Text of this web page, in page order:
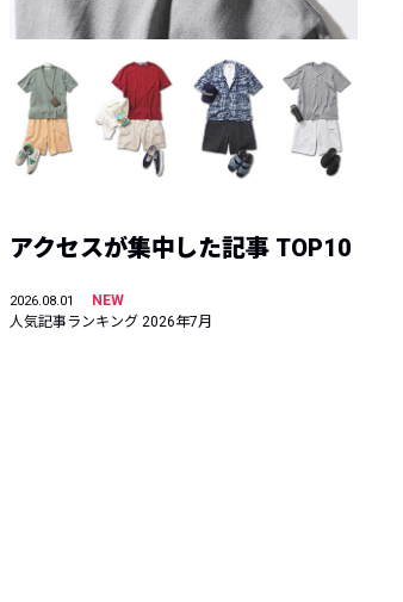
アクセスが集中した記事 TOP10
2026.08.01
NEW
人気記事ランキング 2026年7月